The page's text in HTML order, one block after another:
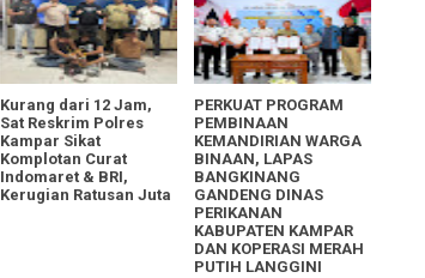
Kurang dari 12 Jam,
Sat Reskrim Polres
Kampar Sikat
Komplotan Curat
Indomaret & BRI,
Kerugian Ratusan Juta
PERKUAT PROGRAM
PEMBINAAN
KEMANDIRIAN WARGA
BINAAN, LAPAS
BANGKINANG
GANDENG DINAS
PERIKANAN
KABUPATEN KAMPAR
DAN KOPERASI MERAH
PUTIH LANGGINI